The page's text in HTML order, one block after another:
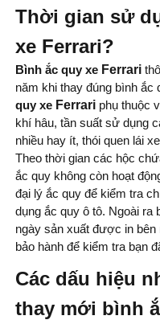
Thời gian sử
xe Ferrari?
Bình ắc quy xe Ferrari
năm khi thay đúng bình ắc
quy xe Ferrari phụ thuộc
khí hâu, tần suất sử dụng
nhiều hay ít, thói quen lái
Theo thời gian các hộc
ắc quy không còn hoạt
đại lý ắc quy để kiểm tra
dụng ắc quy ô tô. Ngoài ra
ngày sản xuất được in bên
bảo hành để kiểm tra bạn
Các dấu hiệu
thay mới bình